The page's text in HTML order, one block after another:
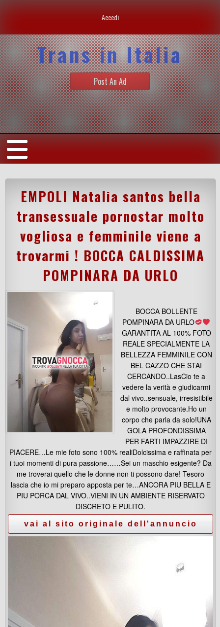
Accedi
Trans in Italia
Post An Ad
EMPOLI Natalia santos bella
transessuale pornostar molto
vogliosa e femminile viene a
trovarmi ! BOCCA CALDISSIMA
POMPINARA DA URLO
BOCCA BOLLENTE
POMPINARA DA URLO
GARANTITA AL 100% FOTO
REALE SPECIALMENTE LA
BELLEZZA FEMMINILE CON
BEL CAZZO CHE STAI
CERCANDO..LasCio te a
vedere la verità e giudicarmi
dal vivo..sensuale, irresistibile
e molto provocante.Ho un
corpo che parla da solo!UNA
GOLA PROFONDISSIMA
PER FARTI IMPAZZIRE DI
PIACERE…Le mie foto sono 100% realiDolcissima e raffinata per
i tuoi momenti di pura passione……Sei un maschio esigente? Da
me troverai quello che le donne non ti possono dare! Tesoro
lascia che io mi preparo apposta per te…ANCORA PIU BELLA E
PIU PORCA DAL VIVO..VIENI IN UN AMBIENTE RISERVATO
DISCRETO E PULITO.